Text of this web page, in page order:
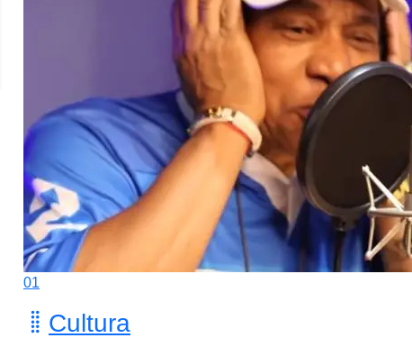
01
Cultura